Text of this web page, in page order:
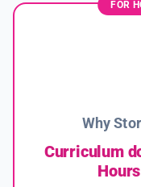
FOR
Why
Curriculum